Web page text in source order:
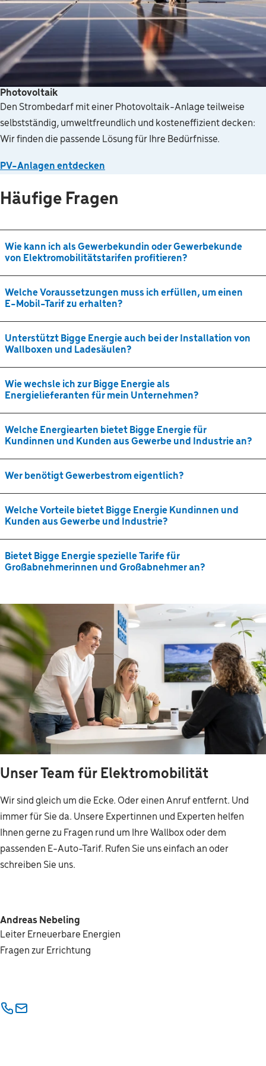
Photovoltaik
Den Strombedarf mit einer Photovoltaik-Anlage teilweise
selbstständig, umweltfreundlich und kosteneffizient decken:
Wir finden die passende Lösung für Ihre Bedürfnisse.
PV-Anlagen entdecken
Häufige Fragen
Wie kann ich als Gewerbekundin oder Gewerbekunde
von Elektromobilitätstarifen profitieren?
Welche Voraussetzungen muss ich erfüllen, um einen
E-Mobil-Tarif zu erhalten?
Unterstützt Bigge Energie auch bei der Installation von
Wallboxen und Ladesäulen?
Wie wechsle ich zur Bigge Energie als
Energielieferanten für mein Unternehmen?
Welche Energiearten bietet Bigge Energie für
Kundinnen und Kunden aus Gewerbe und Industrie an?
Wer benötigt Gewerbestrom eigentlich?
Welche Vorteile bietet Bigge Energie Kundinnen und
Kunden aus Gewerbe und Industrie?
Bietet Bigge Energie spezielle Tarife für
Großabnehmerinnen und Großabnehmer an?
Unser Team für Elektromobilität
Wir sind gleich um die Ecke. Oder einen Anruf entfernt. Und
immer für Sie da. Unsere Expertinnen und Experten helfen
Ihnen gerne zu Fragen rund um Ihre Wallbox oder dem
passenden E-Auto-Tarif. Rufen Sie uns einfach an oder
schreiben Sie uns.
Andreas Nebeling
Leiter Erneuerbare Energien
Fragen zur Errichtung